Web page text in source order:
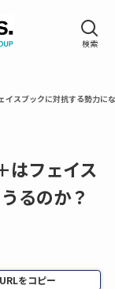
スブックに対抗する勢力に
はフェイス
るのか？
URLをコピー